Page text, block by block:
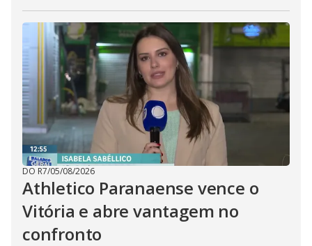
DO R7/05/08/2026
Athletico Paranaense vence o
Vitória e abre vantagem no
confronto